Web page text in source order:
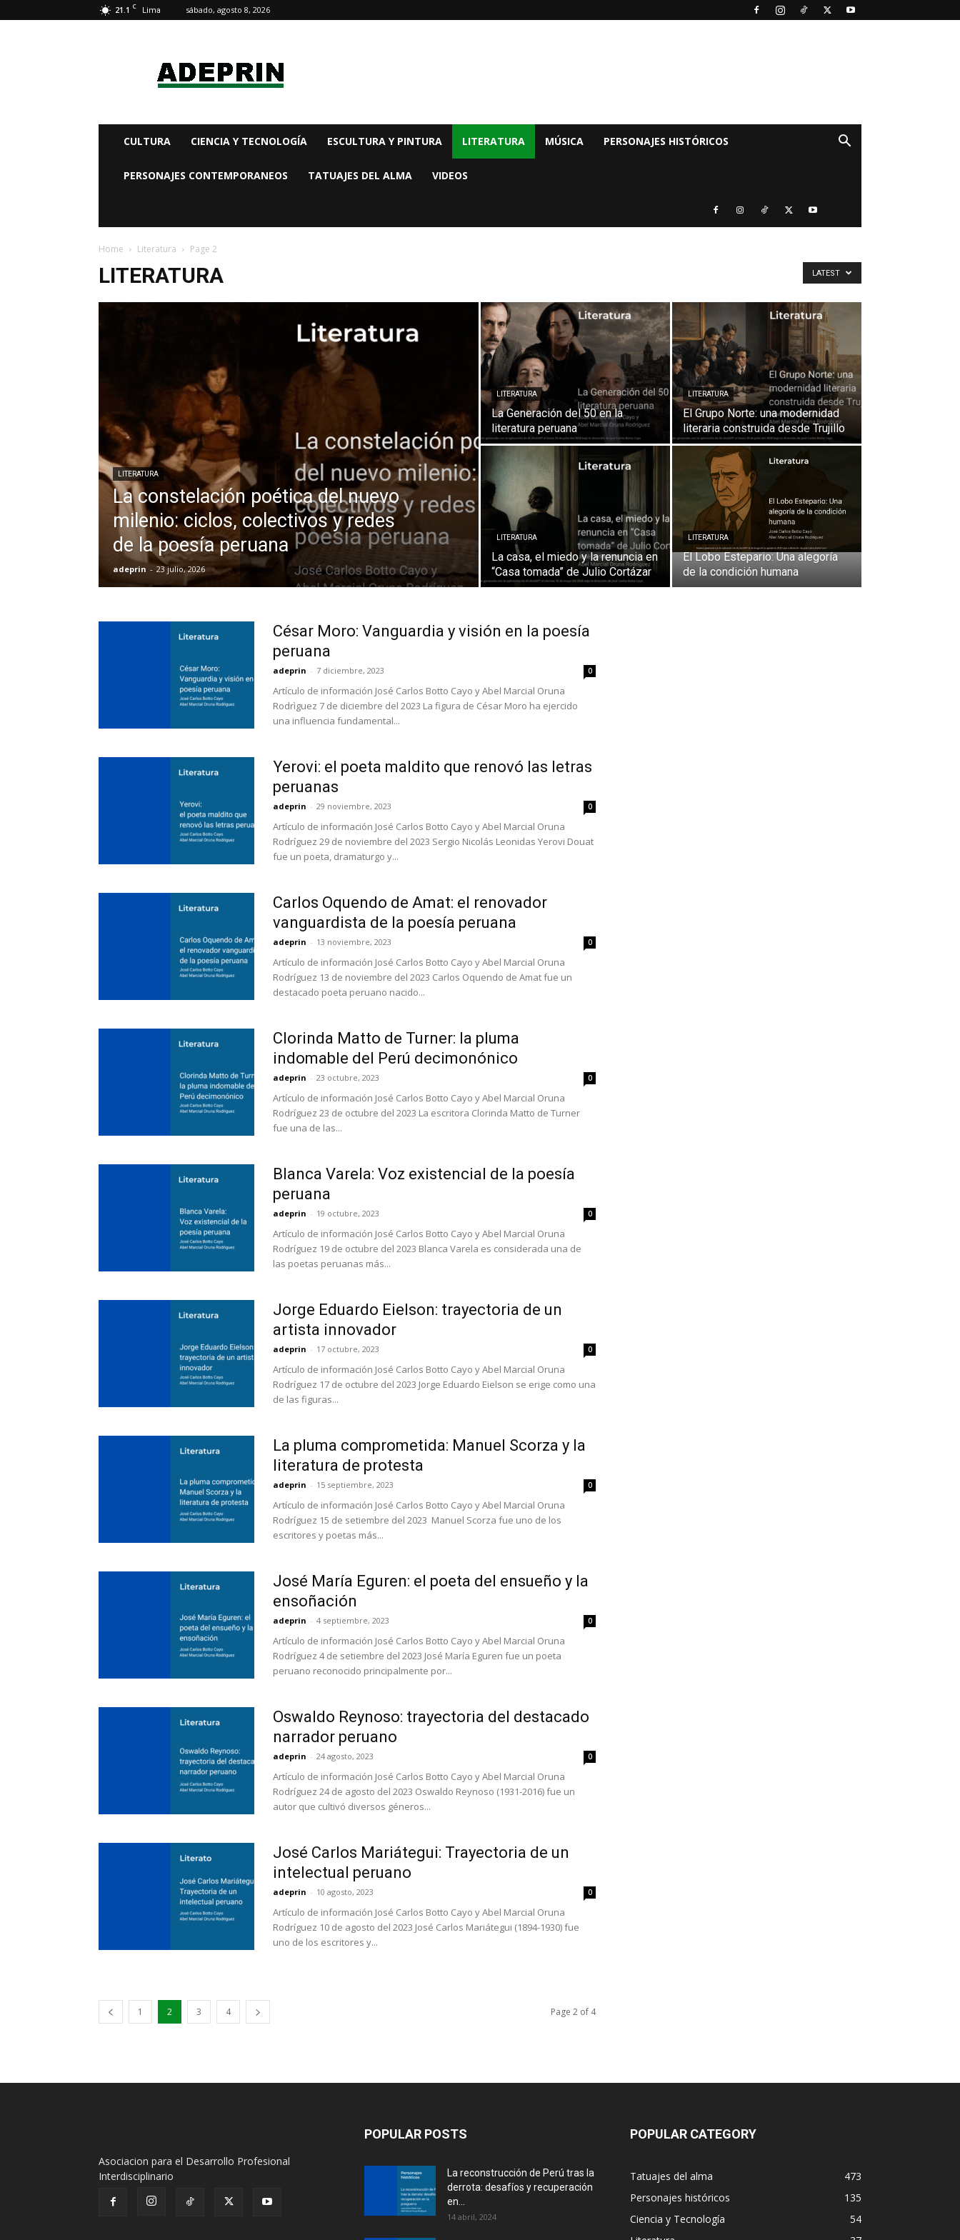
21.1 C Lima sábado, agosto 8, 2026
CULTURA CIENCIA Y TECNOLOGÍA ESCULTURA Y PINTURA LITERATURA MÚSICA PERSONAJES HISTÓRICOS
PERSONAJES CONTEMPORANEOS TATUAJES DEL ALMA VIDEOS
Home Literatura Page 2
LITERATURA LATEST
LITERATURA
La constelación poética del nuevo
milenio: ciclos, colectivos y redes
de la poesía peruana
adeprin - 23 julio, 2026
LITERATURA
La Generación del 50 en la
literatura peruana
LITERATURA
El Grupo Norte: una modernidad
literaria construida desde Trujillo
LITERATURA
La casa, el miedo y la renuncia en
“Casa tomada” de Julio Cortázar
LITERATURA
El Lobo Estepario: Una alegoría
de la condición humana
César Moro: Vanguardia y visión en la poesía
peruana
adeprin - 7 diciembre, 2023 0
Artículo de información José Carlos Botto Cayo y Abel Marcial Oruna
Rodrìguez 7 de diciembre del 2023 La figura de César Moro ha ejercido
una influencia fundamental...
Yerovi: el poeta maldito que renovó las letras
peruanas
adeprin - 29 noviembre, 2023 0
Artículo de información José Carlos Botto Cayo y Abel Marcial Oruna
Rodríguez 29 de noviembre del 2023 Sergio Nicolás Leonidas Yerovi Douat
fue un poeta, dramaturgo y...
Carlos Oquendo de Amat: el renovador
vanguardista de la poesía peruana
adeprin - 13 noviembre, 2023 0
Artículo de información José Carlos Botto Cayo y Abel Marcial Oruna
Rodríguez 13 de noviembre del 2023 Carlos Oquendo de Amat fue un
destacado poeta peruano nacido...
Clorinda Matto de Turner: la pluma
indomable del Perú decimonónico
adeprin - 23 octubre, 2023 0
Artículo de información José Carlos Botto Cayo y Abel Marcial Oruna
Rodríguez 23 de octubre del 2023 La escritora Clorinda Matto de Turner
fue una de las...
Blanca Varela: Voz existencial de la poesía
peruana
adeprin - 19 octubre, 2023 0
Artículo de información José Carlos Botto Cayo y Abel Marcial Oruna
Rodríguez 19 de octubre del 2023 Blanca Varela es considerada una de
las poetas peruanas más...
Jorge Eduardo Eielson: trayectoria de un
artista innovador
adeprin - 17 octubre, 2023 0
Artículo de información José Carlos Botto Cayo y Abel Marcial Oruna
Rodríguez 17 de octubre del 2023 Jorge Eduardo Eielson se erige como una
de las figuras...
La pluma comprometida: Manuel Scorza y la
literatura de protesta
adeprin - 15 septiembre, 2023 0
Artículo de información José Carlos Botto Cayo y Abel Marcial Oruna
Rodríguez 15 de setiembre del 2023 Manuel Scorza fue uno de los
escritores y poetas más...
José María Eguren: el poeta del ensueño y la
ensoñación
adeprin - 4 septiembre, 2023 0
Artículo de información José Carlos Botto Cayo y Abel Marcial Oruna
Rodríguez 4 de setiembre del 2023 José María Eguren fue un poeta
peruano reconocido principalmente por...
Oswaldo Reynoso: trayectoria del destacado
narrador peruano
adeprin - 24 agosto, 2023 0
Artículo de información José Carlos Botto Cayo y Abel Marcial Oruna
Rodríguez 24 de agosto del 2023 Oswaldo Reynoso (1931-2016) fue un
autor que cultivó diversos géneros...
José Carlos Mariátegui: Trayectoria de un
intelectual peruano
adeprin - 10 agosto, 2023 0
Artículo de información José Carlos Botto Cayo y Abel Marcial Oruna
Rodríguez 10 de agosto del 2023 José Carlos Mariátegui (1894-1930) fue
uno de los escritores y...
1 2 3 4 Page 2 of 4
Asociacion para el Desarrollo Profesional
Interdisciplinario
POPULAR POSTS
La reconstrucción de Perú tras la
derrota: desafíos y recuperación
en...
14 abril, 2024
POPULAR CATEGORY
Tatuajes del alma
473
Personajes históricos
135
Ciencia y Tecnología
54